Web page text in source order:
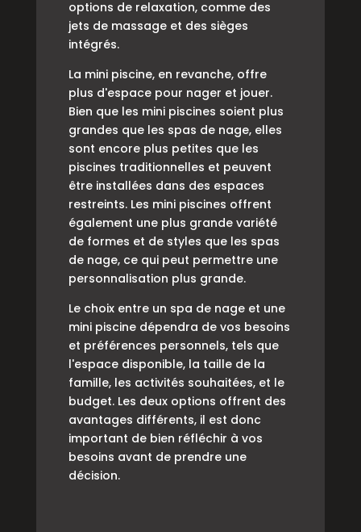
options de relaxation, comme des
jets de massage et des sièges
intégrés.
La mini piscine, en revanche, offre
plus d'espace pour nager et jouer.
Bien que les mini piscines soient plus
grandes que les spas de nage, elles
sont encore plus petites que les
piscines traditionnelles et peuvent
être installées dans des espaces
restreints. Les mini piscines offrent
également une plus grande variété
de formes et de styles que les spas
de nage, ce qui peut permettre une
personnalisation plus grande.
Le choix entre un spa de nage et une
mini piscine dépendra de vos besoins
et préférences personnels, tels que
l'espace disponible, la taille de la
famille, les activités souhaitées, et le
budget. Les deux options offrent des
avantages différents, il est donc
important de bien réfléchir à vos
besoins avant de prendre une
décision.